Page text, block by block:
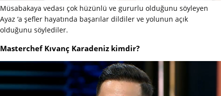
Müsabakaya vedası çok hüzünlü ve gururlu olduğunu söyleyen
Ayaz ‘a şefler hayatında başarılar dildiler ve yolunun açık
olduğunu söylediler.
Masterchef Kıvanç Karadeniz kimdir?